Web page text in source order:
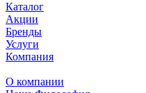
Каталог
Акции
Бренды
Услуги
Компания
О компании